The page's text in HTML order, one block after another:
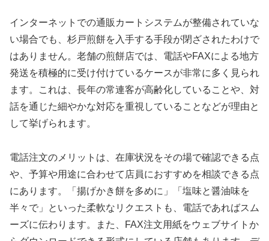
インターネットでの通販カートシステムが整備されていな
い場合でも、杉戸煎餅を入手する手段が閉ざされたわけで
はありません。老舗の煎餅店では、電話やFAXによる地方
発送を積極的に受け付けているケースが非常に多く見られ
ます。これは、長年の常連客が高齢化していることや、対
話を通じた細やかな対応を重視していることなどが理由と
して挙げられます。
電話注文のメリットは、在庫状況をその場で確認できる点
や、予算や用途に合わせて店員におすすめを相談できる点
にあります。「揚げかき餅を多めに」「塩味と醤油味を
半々で」といった柔軟なリクエストも、電話であればスム
ーズに伝わります。また、FAX注文用紙をウェブサイトか